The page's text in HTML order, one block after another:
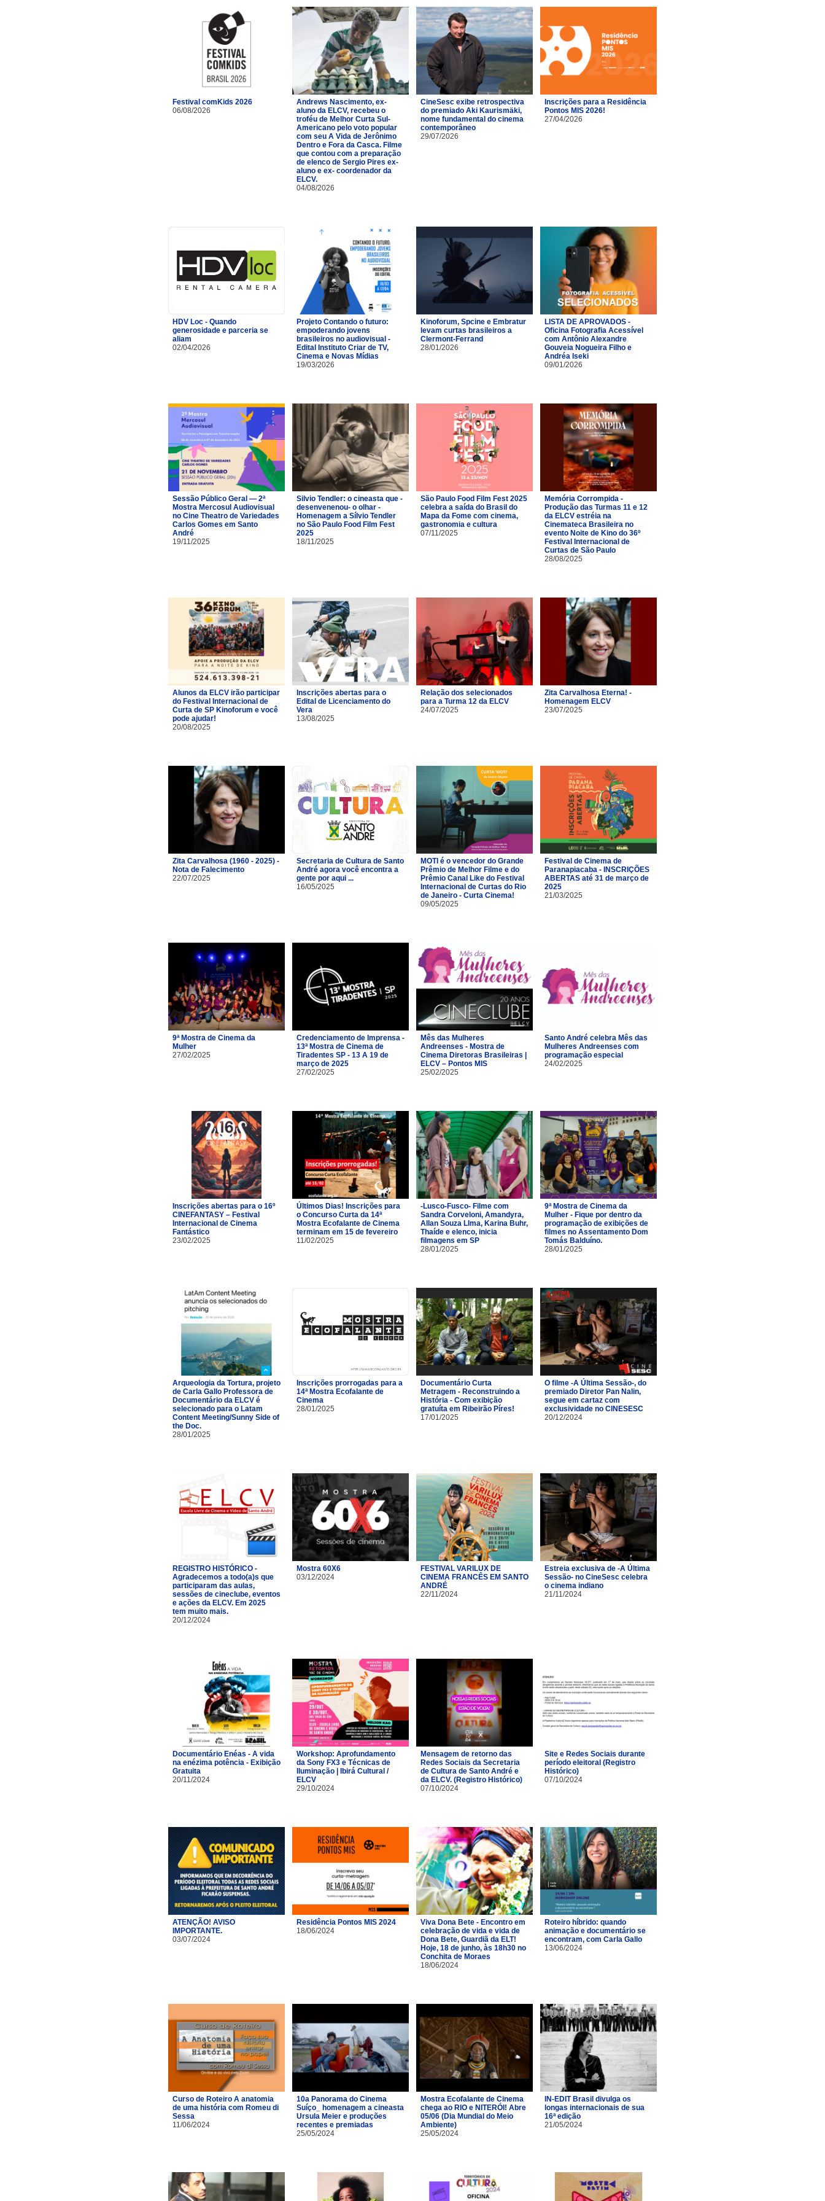
Festival comKids 2026
06/08/2026
Andrews Nascimento, ex-
aluno da ELCV, recebeu o
troféu de Melhor Curta Sul-
Americano pelo voto popular
com seu A Vida de Jerônimo
Dentro e Fora da Casca. Filme
que contou com a preparação
de elenco de Sergio Pires ex-
aluno e ex- coordenador da
ELCV.
04/08/2026
CineSesc exibe retrospectiva
do premiado Aki Kaurismäki,
nome fundamental do cinema
contemporâneo
29/07/2026
Inscrições para a Residência
Pontos MIS 2026!
27/04/2026
HDV Loc - Quando
generosidade e parceria se
aliam
02/04/2026
Projeto Contando o futuro:
empoderando jovens
brasileiros no audiovisual -
Edital Instituto Criar de TV,
Cinema e Novas Mídias
19/03/2026
Kinoforum, Spcine e Embratur
levam curtas brasileiros a
Clermont-Ferrand
28/01/2026
LISTA DE APROVADOS -
Oficina Fotografia Acessível
com Antônio Alexandre
Gouveia Nogueira Filho e
Andréa Iseki
09/01/2026
Sessão Público Geral — 2ª
Mostra Mercosul Audiovisual
no Cine Theatro de Variedades
Carlos Gomes em Santo
André
19/11/2025
Silvio Tendler: o cineasta que -
desenvenenou- o olhar -
Homenagem a Sílvio Tendler
no São Paulo Food Film Fest
2025
18/11/2025
São Paulo Food Film Fest 2025
celebra a saída do Brasil do
Mapa da Fome com cinema,
gastronomia e cultura
07/11/2025
Memória Corrompida -
Produção das Turmas 11 e 12
da ELCV estréia na
Cinemateca Brasileira no
evento Noite de Kino do 36º
Festival Internacional de
Curtas de São Paulo
28/08/2025
Alunos da ELCV irão participar
do Festival Internacional de
Curta de SP Kinoforum e você
pode ajudar!
20/08/2025
Inscrições abertas para o
Edital de Licenciamento do
Vera
13/08/2025
Relação dos selecionados
para a Turma 12 da ELCV
24/07/2025
Zita Carvalhosa Eterna! -
Homenagem ELCV
23/07/2025
Zita Carvalhosa (1960 - 2025) -
Nota de Falecimento
22/07/2025
Secretaria de Cultura de Santo
André agora você encontra a
gente por aqui ...
16/05/2025
MOTI é o vencedor do Grande
Prêmio de Melhor Filme e do
Prêmio Canal Like do Festival
Internacional de Curtas do Rio
de Janeiro - Curta Cinema!
09/05/2025
Festival de Cinema de
Paranapiacaba - INSCRIÇÕES
ABERTAS até 31 de março de
2025
21/03/2025
9ª Mostra de Cinema da
Mulher
27/02/2025
Credenciamento de Imprensa -
13ª Mostra de Cinema de
Tiradentes SP - 13 A 19 de
março de 2025
27/02/2025
Mês das Mulheres
Andreenses - Mostra de
Cinema Diretoras Brasileiras |
ELCV – Pontos MIS
25/02/2025
Santo André celebra Mês das
Mulheres Andreenses com
programação especial
24/02/2025
Inscrições abertas para o 16º
CINEFANTASY – Festival
Internacional de Cinema
Fantástico
23/02/2025
Últimos Dias! Inscrições para
o Concurso Curta da 14ª
Mostra Ecofalante de Cinema
terminam em 15 de fevereiro
11/02/2025
-Lusco-Fusco- Filme com
Sandra Corveloni, Amandyra,
Allan Souza LIma, Karina Buhr,
Thaíde e elenco, inicia
filmagens em SP
28/01/2025
9ª Mostra de Cinema da
Mulher - Fique por dentro da
programação de exibições de
filmes no Assentamento Dom
Tomás Balduíno.
28/01/2025
Arqueologia da Tortura, projeto
de Carla Gallo Professora de
Documentário da ELCV é
selecionado para o Latam
Content Meeting/Sunny Side of
the Doc.
28/01/2025
Inscrições prorrogadas para a
14ª Mostra Ecofalante de
Cinema
28/01/2025
Documentário Curta
Metragem - Reconstruindo a
História - Com exibição
gratuíta em Ribeirão Píres!
17/01/2025
O filme -A Última Sessão-, do
premiado Diretor Pan Nalin,
segue em cartaz com
exclusividade no CINESESC
20/12/2024
REGISTRO HISTÓRICO -
Agradecemos a todo(a)s que
participaram das aulas,
sessões de cineclube, eventos
e ações da ELCV. Em 2025
tem muito mais.
20/12/2024
Mostra 60X6
03/12/2024
FESTIVAL VARILUX DE
CINEMA FRANCÊS EM SANTO
ANDRÉ
22/11/2024
Estreia exclusiva de -A Última
Sessão- no CineSesc celebra
o cinema indiano
21/11/2024
Documentário Enéas - A vida
na enézima potência - Exibição
Gratuita
20/11/2024
Workshop: Aprofundamento
da Sony FX3 e Técnicas de
Iluminação | Ibirá Cultural /
ELCV
29/10/2024
Mensagem de retorno das
Redes Sociais da Secretaria
de Cultura de Santo André e
da ELCV. (Registro Histórico)
07/10/2024
Site e Redes Sociais durante
período eleitoral (Registro
Histórico)
07/10/2024
ATENÇÃO! AVISO
IMPORTANTE.
03/07/2024
Residência Pontos MIS 2024
18/06/2024
Viva Dona Bete - Encontro em
celebração de vida e vida de
Dona Bete, Guardiã da ELT!
Hoje, 18 de junho, às 18h30 no
Conchita de Moraes
18/06/2024
Roteiro híbrido: quando
animação e documentário se
encontram, com Carla Gallo
13/06/2024
Curso de Roteiro A anatomia
de uma história com Romeu di
Sessa
11/06/2024
10a Panorama do Cinema
Suíço_ homenagem a cineasta
Ursula Meier e produções
recentes e premiadas
25/05/2024
Mostra Ecofalante de Cinema
chega ao RIO e NITERÓI! Abre
05/06 (Dia Mundial do Meio
Ambiente)
25/05/2024
IN-EDIT Brasil divulga os
longas internacionais de sua
16ª edição
21/05/2024